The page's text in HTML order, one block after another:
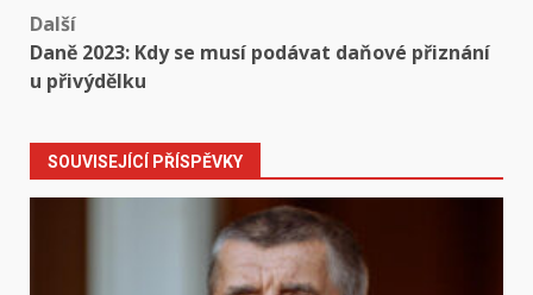
Další
Daně 2023: Kdy se musí podávat daňové přiznání
u přivýdělku
SOUVISEJÍCÍ PŘÍSPĚVKY